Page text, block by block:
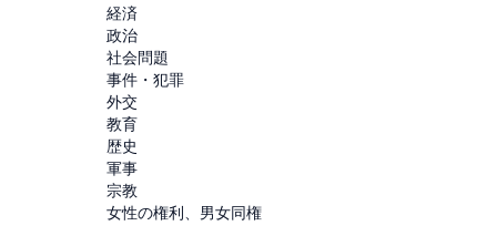
経済
政治
社会問題
事件・犯罪
外交
教育
歴史
軍事
宗教
女性の権利、男女同権